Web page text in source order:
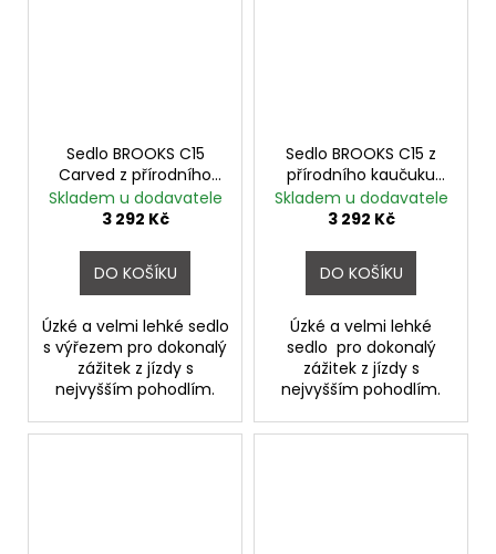
Sedlo BROOKS C15
Carved z přírodního
kaučuku Black
Skladem u dodavatele
3 292 Kč
DO KOŠÍKU
Úzké a velmi lehké sedlo
s výřezem pro dokonalý
zážitek z jízdy s
nejvyšším pohodlím.
Sedlo BROOKS C15 z
přírodního kaučuku
Black
Skladem u dodavatele
3 292 Kč
DO KOŠÍKU
Úzké a velmi lehké
sedlo pro dokonalý
zážitek z jízdy s
nejvyšším pohodlím.